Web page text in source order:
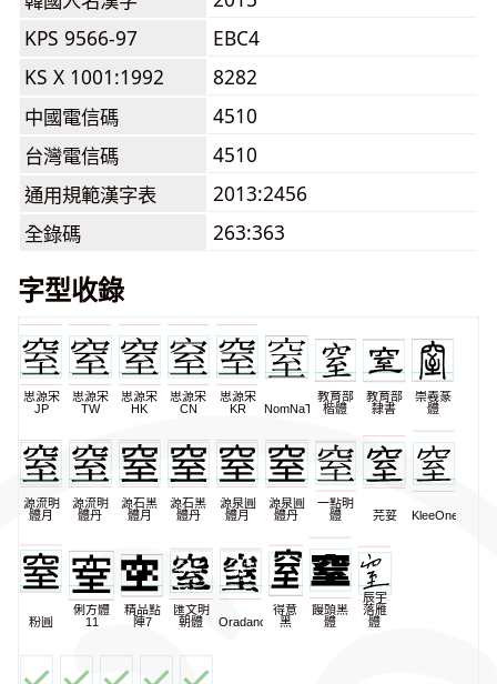
KPS 9566-97
EBC4
KS X 1001:1992
8282
中國電信碼
4510
台灣電信碼
4510
通用規範漢字表
2013:2456
全錄碼
263:363
字型收錄
思源宋
JP
思源宋
TW
思源宋
HK
思源宋
CN
思源宋
KR
NomNaTong
教育部
楷體
教育部
隸書
崇羲篆
體
源流明
體月
源流明
體丹
源石黑
體月
源石黑
體丹
源泉圓
體月
源泉圓
體丹
一點明
體
芫荽 KleeOne
粉圓
俐方體
11
精品點
陣7
匯文明
朝體
Oradano
得意
黑
饅頭黑
體
辰宇
落雁
體